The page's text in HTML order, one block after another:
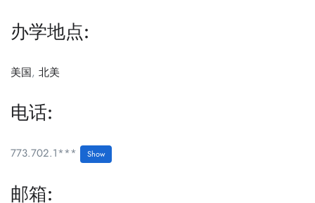
办学地点:
美国, 北美
电话:
773.702.1*** Show
邮箱: